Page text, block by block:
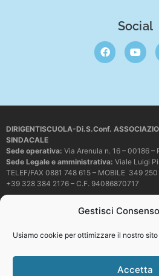
Gestisci
Usiamo cookie per ottimizzare il nostro
Accetta
Social
DIRIGENTISCUOLA-Di.S.Conf.
SINDACALE
Sede operativa: Via Arenula n. 16 – 00186 –
Sede Legale e amministrativa: Viale Luigi
TELEF/FAX 0881 748 615 – MOBILE 349
+39 328 384 2176 – C.F. 94086870717
dirigentiscuola@pec.it
copiare o riprodurre in alcun modo i